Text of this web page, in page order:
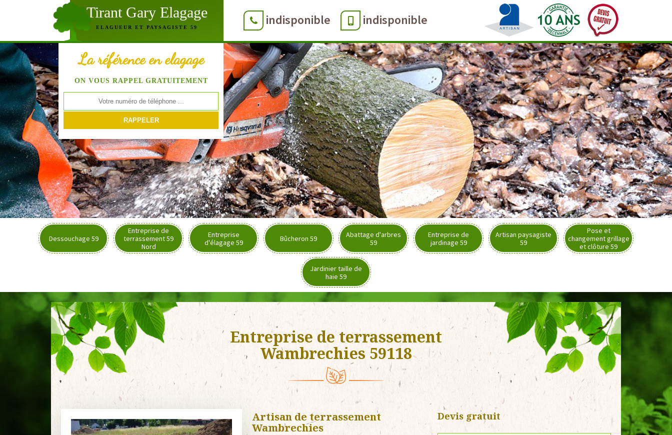
Tirant Gary Elagage
ELAGUEUR ET PAYSAGISTE 59 indisponible indisponible
La référence en elagage
ON VOUS RAPPEL GRATUITEMENT
Dessouchage 59
Entreprise de
terrassement 59
Nord
Entreprise
d'élagage 59
Bûcheron 59
Abattage d'arbres
59
Entreprise de
jardinage 59
Artisan paysagiste
59
Pose et
changement grillage
et clôture 59
Jardinier taille de
haie 59
Entreprise de terrassement
Wambrechies 59118
Artisan de terrassement
Wambrechies
Devis gratuit